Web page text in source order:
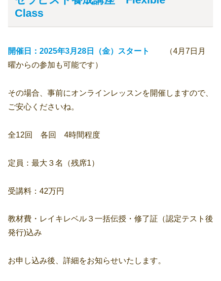
Class
開催日：2025年3月28日（金）スタート
（4月7日月
曜からの参加も可能です）
その場合、事前にオンラインレッスンを開催しますので、
ご安心くださいね。
全12回 各回 4時間程度
定員：最大３名（残席1）
受講料：42万円
教材費・レイキレベル３一括伝授・修了証（認定テスト後
発行)込み
お申し込み後、詳細をお知らせいたします。